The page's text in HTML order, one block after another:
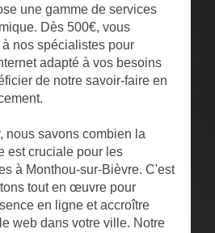
une gamme de services
Dès 500€, vous
nos spécialistes pour
adapté à vos besoins
de notre savoir-faire en
nous savons combien la
est cruciale pour les
à Monthou-sur-Bièvre. C'est
tout en œuvre pour
en ligne et accroître
web dans votre ville. Notre